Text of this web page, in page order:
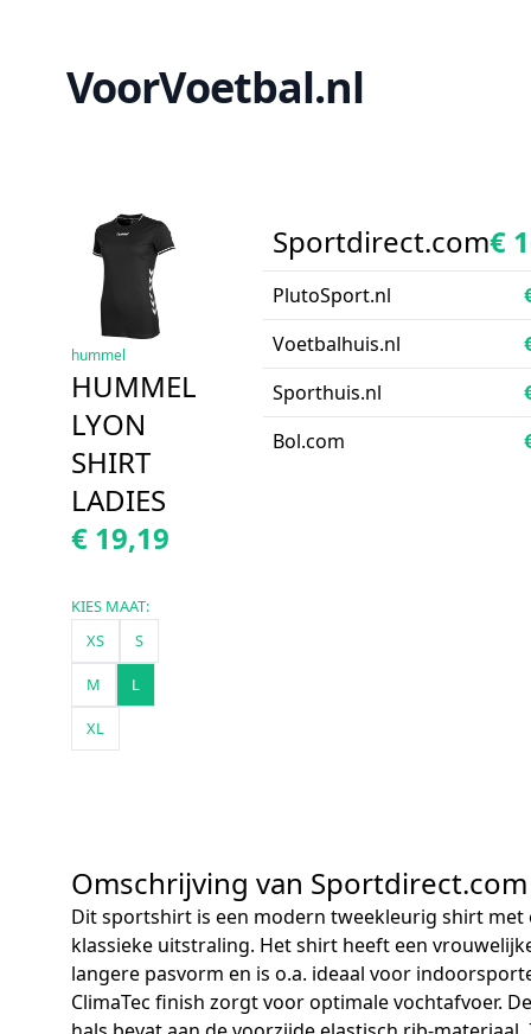
VoorVoetbal.nl
hummel
HUMMEL
LYON
SHIRT
LADIES
€ 19,19
KIES MAAT:
XS
S
M L
XL
Sportdirect.com€
PlutoSport.nl
Voetbalhuis.nl
Sporthuis.nl
Bol.com
Omschrijving van Sportdirect.com
Dit sportshirt is een modern tweekleurig shirt met
klassieke uitstraling. Het shirt heeft een
langere pasvorm en is o.a. ideaal voor
ClimaTec finish zorgt voor optimale vochtafvoer.